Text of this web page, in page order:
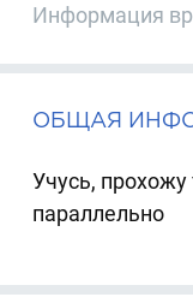
Информация
ОБЩАЯ
Учусь,
параллельно